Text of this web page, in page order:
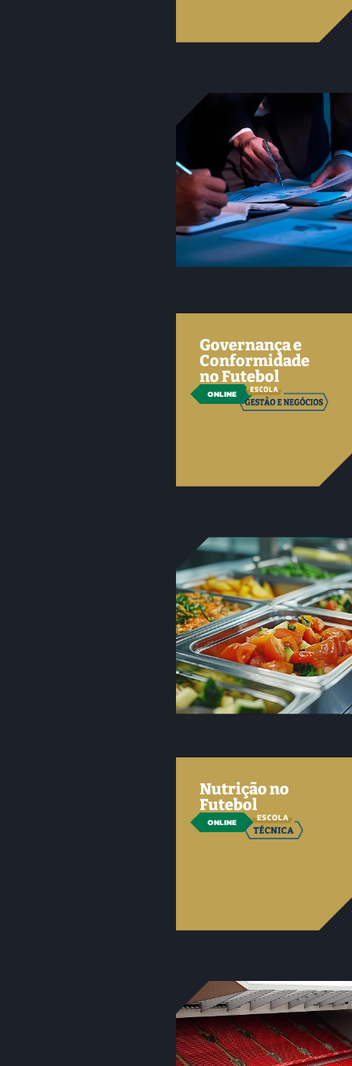
Governança e
Conformidade
no Futebol
ONLINE
Nutrição no
Futebol
ONLINE